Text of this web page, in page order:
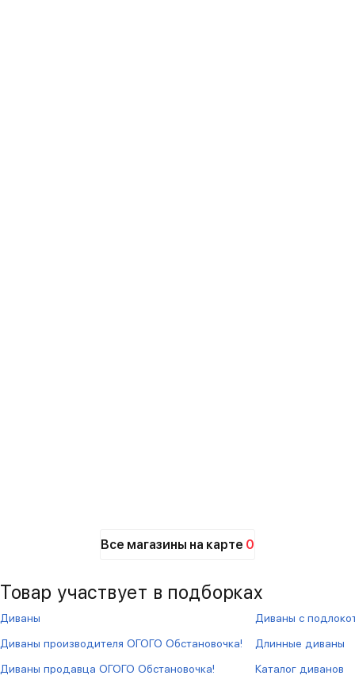
Все магазины на карте 0
Товар участвует в подборках
Диваны
Диваны производителя ОГОГО Обстановочка!
Диваны продавца ОГОГО Обстановочка!
Диваны с
Длинные диваны
Каталог диванов